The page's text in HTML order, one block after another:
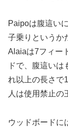
Paipoは腹這い
子乗りというか
Alaiaは7フィー
ドで、腹這い
れ以上の長さで
人は使用禁止の
ウッドボードに